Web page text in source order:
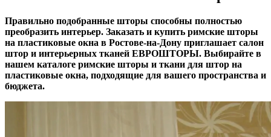
Правильно подобранные шторы способны полностью
преобразить интерьер. Заказать и купить римские шторы
на пластиковые окна в Ростове-на-Дону приглашает салон
штор и интерьерных тканей ЕВРОШТОРЫ. Выбирайте в
нашем каталоге римские шторы и ткани для штор на
пластиковые окна, подходящие для вашего пространства и
бюджета.